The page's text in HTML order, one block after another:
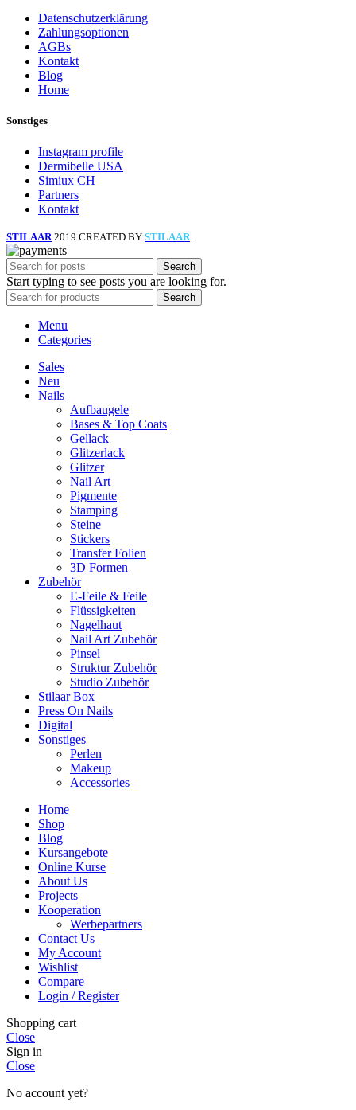
Datenschutzerklärung
Zahlungsoptionen
AGBs
Kontakt
Blog
Home
Sonstiges
Instagram profile
Dermibelle USA
Simiux CH
Partners
Kontakt
STILAAR 2019 CREATED BY STILAAR.
Search
Start typing to see posts you are looking for.
Search
Menu
Categories
Sales
Neu
Nails
Aufbaugele
Bases & Top Coats
Gellack
Glitzerlack
Glitzer
Nail Art
Pigmente
Stamping
Steine
Stickers
Transfer Folien
3D Formen
Zubehör
E-Feile & Feile
Flüssigkeiten
Nagelhaut
Nail Art Zubehör
Pinsel
Struktur Zubehör
Studio Zubehör
Stilaar Box
Press On Nails
Digital
Sonstiges
Perlen
Makeup
Accessories
Home
Shop
Blog
Kursangebote
Online Kurse
About Us
Projects
Kooperation
Werbepartners
Contact Us
My Account
Wishlist
Compare
Login / Register
Shopping cart
Close
Sign in
Close
No account yet?